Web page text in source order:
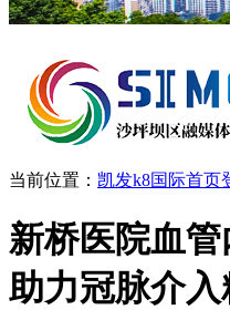
当前位置： 凯发k8国际首页
新桥医院血管
助力冠脉介